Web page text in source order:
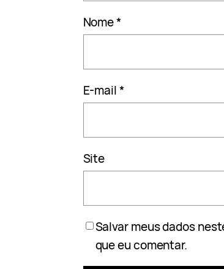
Nome*
E-mail*
Site
Salvar meus dados
que eu comentar.